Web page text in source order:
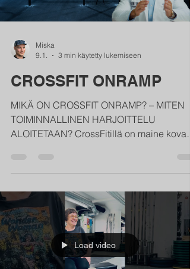
Miska
9.1.
3 min käytetty lukemiseen
CROSSFIT ONRAMP
MIKÄ ON CROSSFIT ONRAMP? – MITEN
TOIMINNALLINEN HARJOITTELU
ALOITETAAN? CrossFitillä on maine
kuitenkaan aiheuta enempää
loukkaantumisia kuin muutkaan urheilulajit
tai liikuntamuodot (viitteet alhaalla, sekä
YouTube-video , joka suppeuttaa muutaman
tieteellisen katsauksen). Toiminnallisessa
harjoittelussa on paljon uusia liikkeitä.
Suurin osa viikoittain tekemistämme koko
Load video